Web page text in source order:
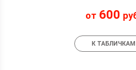
от 600
К ТАБЛИЧКАМ